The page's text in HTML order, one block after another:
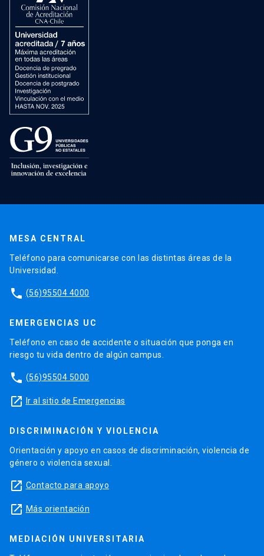
MESA CENTRAL
Teléfono para comunicarse con las distintas áreas de la
Universidad.
phone (56)95504 4000
EMERGENCIAS UC
Teléfono en caso de accidente o situación que ponga en
riesgo tu vida dentro de algún campus.
phone (56)95504 5000
launch Ir al sitio de Emergencias
DISCRIMINACIÓN Y VIOLENCIA
Orientación y apoyo en casos de discriminación, violencia de
género o violencia sexual.
launch Contacto para apoyo
launch Más orientación
MEDIACIÓN UNIVERSITARIA